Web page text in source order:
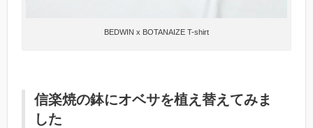
BEDWIN x BOTANAIZE T-shirt
信楽焼の鉢にオベサを植え替えてみま
した